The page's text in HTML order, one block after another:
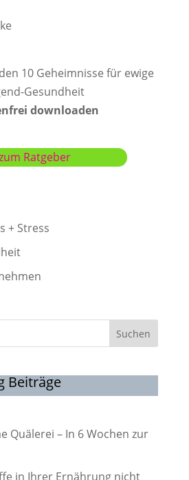
downloaden
Ratgeber
+ Stress
Suchen
Beiträge
Quälerei – In 6 Wochen zur
in Ihrer Ernährung nicht